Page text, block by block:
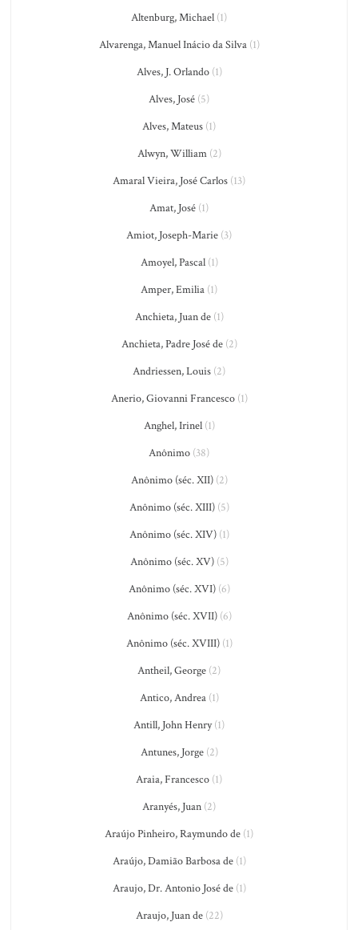
Altenburg, Michael (1)
Alvarenga, Manuel Inácio da Silva(1)
Alves, J. Orlando(1)
Alves, José (5)
Alves, Mateus (1)
Alwyn, William(2)
Amaral Vieira, José Carlos (13)
Amat, José (1)
Amiot, Joseph-Marie (3)
Amoyel, Pascal(1)
Amper, Emilia (1)
Anchieta, Juan de(1)
Anchieta, Padre José de(2)
Andriessen, Louis (2)
Anerio, Giovanni Francesco(1)
Anghel, Irinel(1)
Anônimo (38)
Anônimo (séc. XII)(2)
Anônimo (séc. XIII)(5)
Anônimo (séc. XIV)(1)
Anônimo (séc. XV)(5)
Anônimo (séc. XVI)(6)
Anônimo (séc. XVII)(6)
Anônimo (séc. XVIII)(1)
Antheil, George (2)
Antico, Andrea(1)
Antill, John Henry(1)
Antunes, Jorge(2)
Araia, Francesco (1)
Aranyés, Juan (2)
Araújo Pinheiro, Raymundo de (1)
Araújo, Damião Barbosa de(1)
Araujo, Dr. Antonio José de(1)
Araujo, Juan de(22)